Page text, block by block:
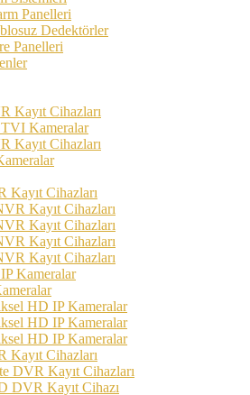
Panelleri
Dedektörler
Panelleri
Kayıt Cihazları
Kameralar
Kayıt Cihazları
Cihazları
Kayıt Cihazları
Kayıt Cihazları
Kayıt Cihazları
Kayıt Cihazları
Kameralar
HD IP Kameralar
HD IP Kameralar
HD IP Kameralar
Cihazları
Kayıt Cihazları
Kayıt Cihazı